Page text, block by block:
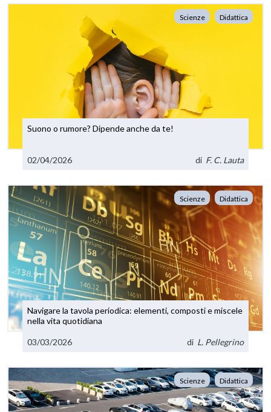
Scienze Didattica
Suono o rumore? Dipende anche da te!
02/04/2026 di F. C. Lauta
Scienze Didattica
Navigare la tavola periodica: elementi, composti e miscele
nella vita quotidiana
03/03/2026 di L. Pellegrino
Scienze Didattica